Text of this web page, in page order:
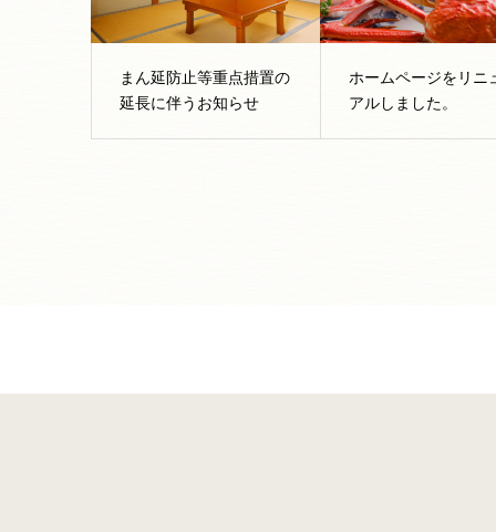
まん延防止等重点措置の
延長に伴うお知らせ
ホームページをリニ
アルしました。